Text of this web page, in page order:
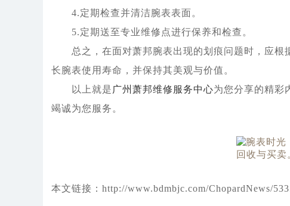
4.定期检查并清洁腕表表面。
5.定期送至专业维修点进行保养和检查。
总之，在面对萧邦腕表出现的划痕问题时，应根
长腕表使用寿命，并保持其美观与价值。
以上就是广州萧邦维修服务中心为您分享的精彩
竭诚为您服务。
本文链接：http://www.bdmbjc.com/ChopardNews/